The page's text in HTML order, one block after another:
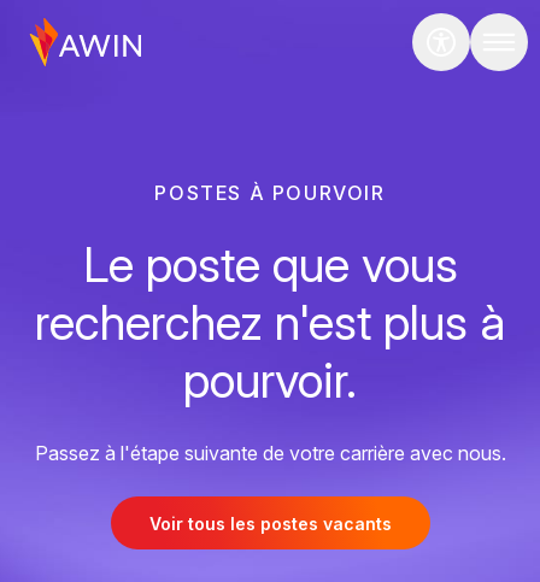
POSTES À POURVOIR
Le poste que vous
recherchez n'est plus à
pourvoir.
Passez à l'étape suivante de votre carrière avec nous.
Voir tous les postes vacants